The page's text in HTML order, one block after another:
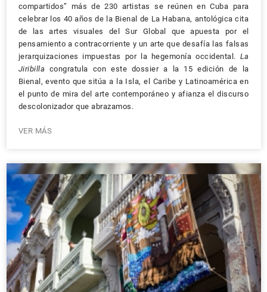
compartidos” más de 230 artistas se reúnen en Cuba para
celebrar los 40 años de la Bienal de La Habana, antológica cita
de las artes visuales del Sur Global que apuesta por el
pensamiento a contracorriente y un arte que desafía las falsas
jerarquizaciones impuestas por la hegemonía occidental. La
Jiribilla congratula con este dossier a la 15 edición de la
Bienal, evento que sitúa a la Isla, el Caribe y Latinoamérica en
el punto de mira del arte contemporáneo y afianza el discurso
descolonizador que abrazamos.
VER MÁS